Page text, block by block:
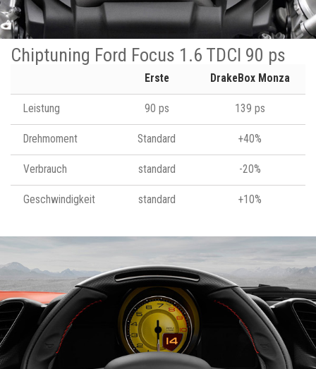
Chiptuning Ford Focus 1.6 TDCI 90 ps
Erste DrakeBox Monza
Leistung 90 ps 139 ps
Drehmoment Standard +40%
Verbrauch standard -20%
Geschwindigkeit standard +10%